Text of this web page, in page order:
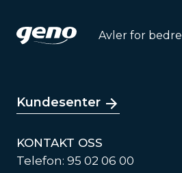
Avler for bedre
Kundesenter
KONTAKT OSS
Telefon: 95 02 06 00